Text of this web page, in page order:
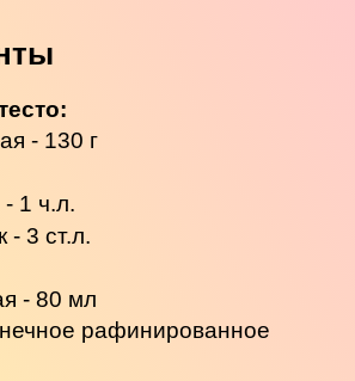
- 130 г
1 ч.л.
- 3 ст.л.
- 80 мл
рафинированное